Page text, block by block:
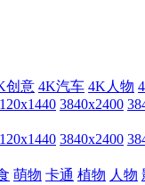
创意 4K汽车 4K人物
3840x2400
3840x2400
萌物 卡通 植物 人物